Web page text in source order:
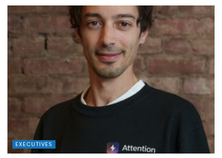
EXECUTIVES